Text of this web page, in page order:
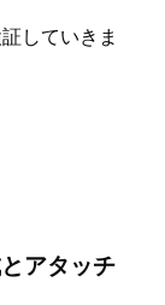
していきま
アタッチ